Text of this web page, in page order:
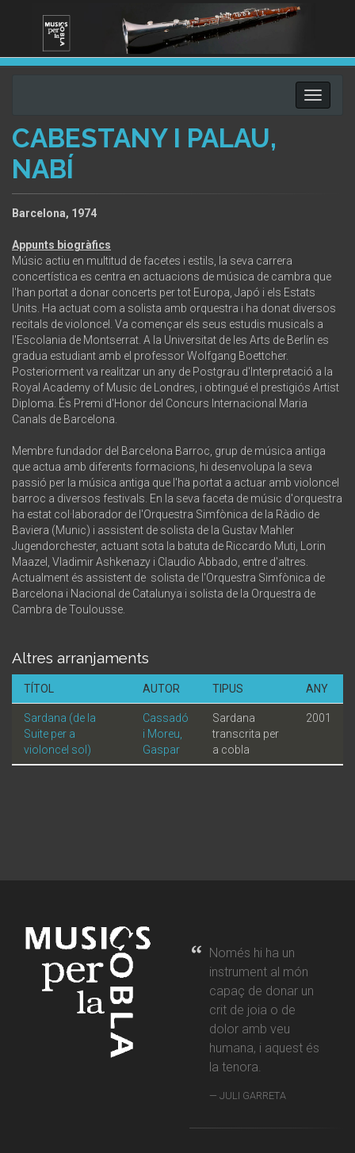
Toggle
CABESTANY I PALAU,
NABÍ
Barcelona, 1974
Appunts biogràfics
Músic actiu en multitud de facetes i estils, la seva carrera
concertística es centra en actuacions de música de cambra que
l'han portat a donar concerts per tot Europa, Japó i els Estats
Units. Ha actuat com a solista amb orquestra i ha donat diversos
recitals de violoncel. Va començar els seus estudis musicals a
l'Escolania de Montserrat. A la Universitat de les Arts de Berlín es
gradua estudiant amb el professor Wolfgang Boettcher.
Posteriorment va realitzar un any de Postgrau d'Interpretació a la
Royal Academy of Music de Londres, i obtingué el prestigiós Artist
Diploma. És Premi d'Honor del Concurs Internacional Maria
Canals de Barcelona.
Membre fundador del Barcelona Barroc, grup de música antiga
que actua amb diferents formacions, hi desenvolupa la seva
passió per la música antiga que l'ha portat a actuar amb violoncel
barroc a diversos festivals. En la seva faceta de músic d'orquestra
ha estat col·laborador de l'Orquestra Simfònica de la Ràdio de
Baviera (Munic) i assistent de solista de la Gustav Mahler
Jugendorchester, actuant sota la batuta de Riccardo Muti, Lorin
Maazel, Vladimir Ashkenazy i Claudio Abbado, entre d'altres.
Actualment és assistent de solista de l'Orquestra Simfònica de
Barcelona i Nacional de Catalunya i solista de la Orquestra de
Cambra de Toulousse.
Altres arranjaments
TÍTOL AUTOR TIPUS ANY
Sardana (de la
Suite per a
violoncel sol)
Cassadó
i Moreu,
Gaspar
Sardana
transcrita per
a cobla
2001
Només hi ha un
instrument al món
capaç de donar un
crit de joia o de
dolor amb veu
humana, i aquest és
la tenora.
JULI GARRETA